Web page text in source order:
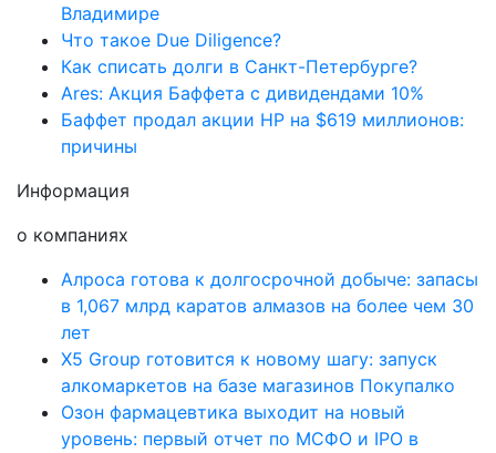
Владимире
Что такое Due Diligence?
Как списать долги в Санкт-Петербурге?
Ares: Акция Баффета с дивидендами 10%
Баффет продал акции HP на $619 миллионов:
причины
Информация
о компаниях
Алроса готова к долгосрочной добыче: запасы
в 1,067 млрд каратов алмазов на более чем 30
лет
X5 Group готовится к новому шагу: запуск
алкомаркетов на базе магазинов Покупалко
Озон фармацевтика выходит на новый
уровень: первый отчет по МСФО и IPO в